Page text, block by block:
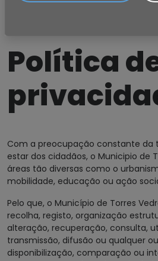
Política
Com a preocupação constante da
estar dos cidadãos, o Municipio de
áreas tão diversas como o
mobilidade, educação ou ação
Pelo que, o Município de Torres
recolha, registo, organização
alteração, recuperação, consulta,
transmissão, difusão ou qualquer
disponibilização, comparação ou